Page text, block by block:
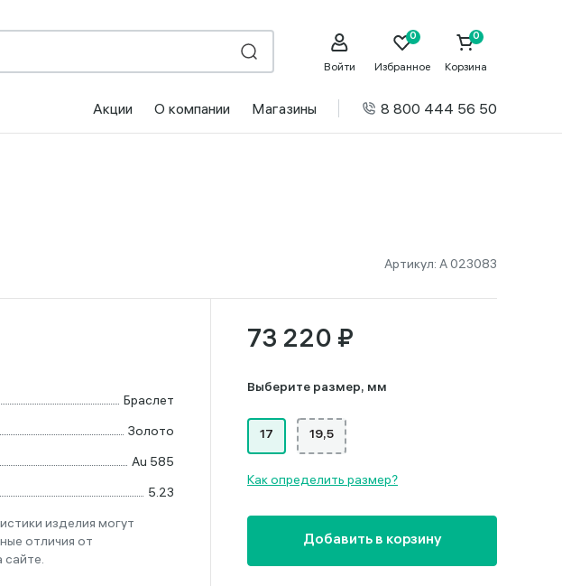
Войти Избранное Корзина
Акции О компании Магазины 8 800 444 56 50
Артикул: А 023083
Браслет
Золото
Au 585
5.23
изделия могут
отличия от
сайте.
73 220 ₽
Выберите размер, мм
17 19,5
Как определить размер?
Добавить в корзину